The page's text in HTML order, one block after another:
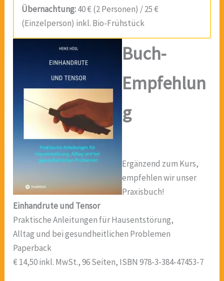
Übernachtung:40 € (2 Personen) / 25 €
(Einzelperson) inkl. Bio-Frühstück
Buch-
Empfehlun
g
Ergänzend zum Kurs,
empfehlen wir unser
Praxisbuch!
Einhandrute und Tensor
Praktische Anleitungen für Hausentstörung,
Alltag und bei gesundheitlichen Problemen
Paperback
€ 14,50 inkl. MwSt., 96 Seiten, ISBN 978-3-384-47453-7